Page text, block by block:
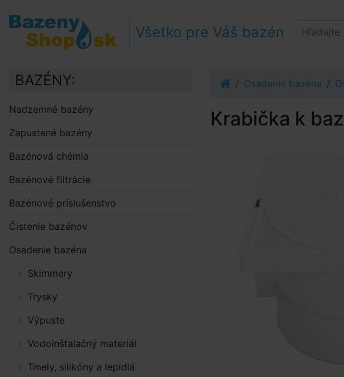
Prejsť na obsah
Prejsť k bočnému stĺpci
Klávesové skratky
Všetko pre Váš bazén
Osadenie bazéna
Krabička k
BAZÉNY:
Nadzemné bazény
Zapustené bazény
Bazénová chémia
Bazénové filtrácie
Bazénové príslušenstvo
Čistenie bazénov
Osadenie bazéna
Skimmery
Trysky
Výpuste
Vodoinštalačný materiál
Tmely, silikóny a lepidlá